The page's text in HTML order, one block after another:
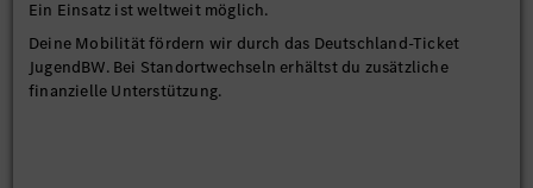
Ein Einsatz ist weltweit möglich.
Deine Mobilität fördern wir durch das Deutschland-Ticket
JugendBW. Bei Standortwechseln erhältst du zusätzliche
finanzielle Unterstützung.